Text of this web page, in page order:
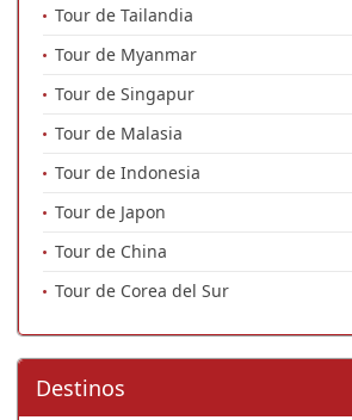
Tour de Tailandia
Tour de Myanmar
Tour de Singapur
Tour de Malasia
Tour de Indonesia
Tour de Japon
Tour de China
Tour de Corea del Sur
Destinos